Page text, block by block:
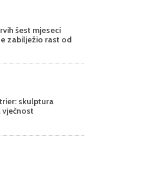
šest mjeseci
zabilježio rast od
skulptura